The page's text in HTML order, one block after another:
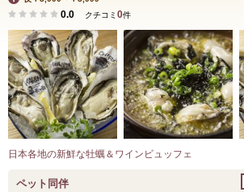
0.0 クチコミ 0件
日本各地の新鮮な牡蠣＆ワインビュッフェ
ペット同伴